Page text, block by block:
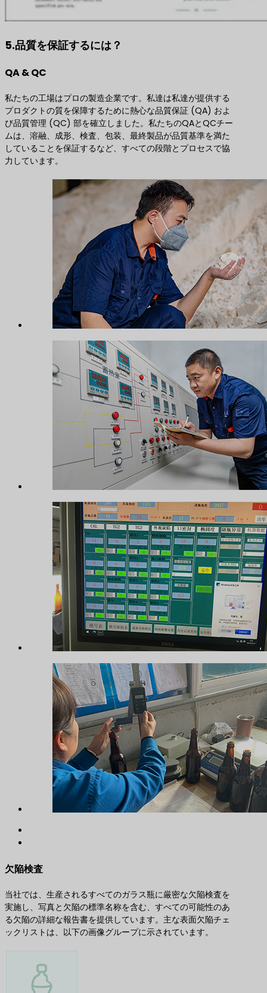
5.品質を保証するには？
QA & QC
私たちの工場はプロの製造企業です。私達は私達が提供する
プロダクトの質を保障するために熱心な品質保証 (QA) およ
び品質管理 (QC) 部を確立しました。私たちのQAとQCチー
ムは、溶融、成形、検査、包装、最終製品が品質基準を満た
していることを保証するなど、すべての段階とプロセスで協
力しています。
欠陥検査
当社では、生産されるすべてのガラス瓶に厳密な欠陥検査を
実施し、写真と欠陥の標準名称を含む、すべての可能性のあ
る欠陥の詳細な報告書を提供しています。主な表面欠陥チェ
ックリストは、以下の画像グループに示されています。